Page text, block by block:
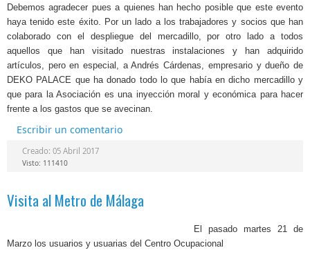
Debemos agradecer pues a quienes han hecho posible que este evento
haya tenido este éxito. Por un lado a los trabajadores y socios que han
colaborado con el despliegue del mercadillo, por otro lado a todos
aquellos que han visitado nuestras instalaciones y han adquirido
artículos, pero en especial, a Andrés Cárdenas, empresario y dueño de
DEKO PALACE que ha donado todo lo que había en dicho mercadillo y
que para la Asociación es una inyección moral y económica para hacer
frente a los gastos que se avecinan.
Escribir un comentario
Creado: 05 Abril 2017
Visto: 111410
Visita al Metro de Málaga
El pasado martes 21 de
Marzo los usuarios y usuarias del Centro Ocupacional